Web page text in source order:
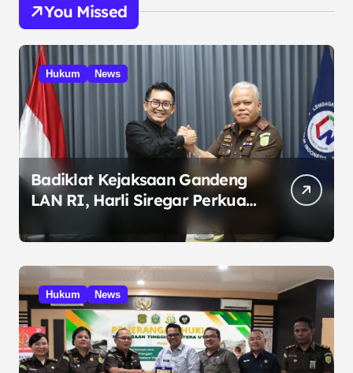
You Missed
Hukum News
Badiklat Kejaksaan Gandeng
LAN RI, Harli Siregar Perkuat
SDM Penegak Hukum
Hukum News